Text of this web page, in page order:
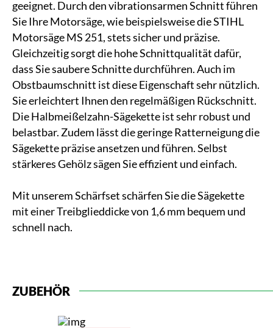
geeignet. Durch den vibrationsarmen Schnitt führen
Sie Ihre Motorsäge, wie beispielsweise die STIHL
Motorsäge MS 251, stets sicher und präzise.
Gleichzeitig sorgt die hohe Schnittqualität dafür,
dass Sie saubere Schnitte durchführen. Auch im
Obstbaumschnitt ist diese Eigenschaft sehr nützlich.
Sie erleichtert Ihnen den regelmäßigen Rückschnitt.
Die Halbmeißelzahn-Sägekette ist sehr robust und
belastbar. Zudem lässt die geringe Ratterneigung die
Sägekette präzise ansetzen und führen. Selbst
stärkeres Gehölz sägen Sie effizient und einfach.
Mit unserem Schärfset schärfen Sie die Sägekette
mit einer Treibglieddicke von 1,6 mm bequem und
schnell nach.
ZUBEHÖR